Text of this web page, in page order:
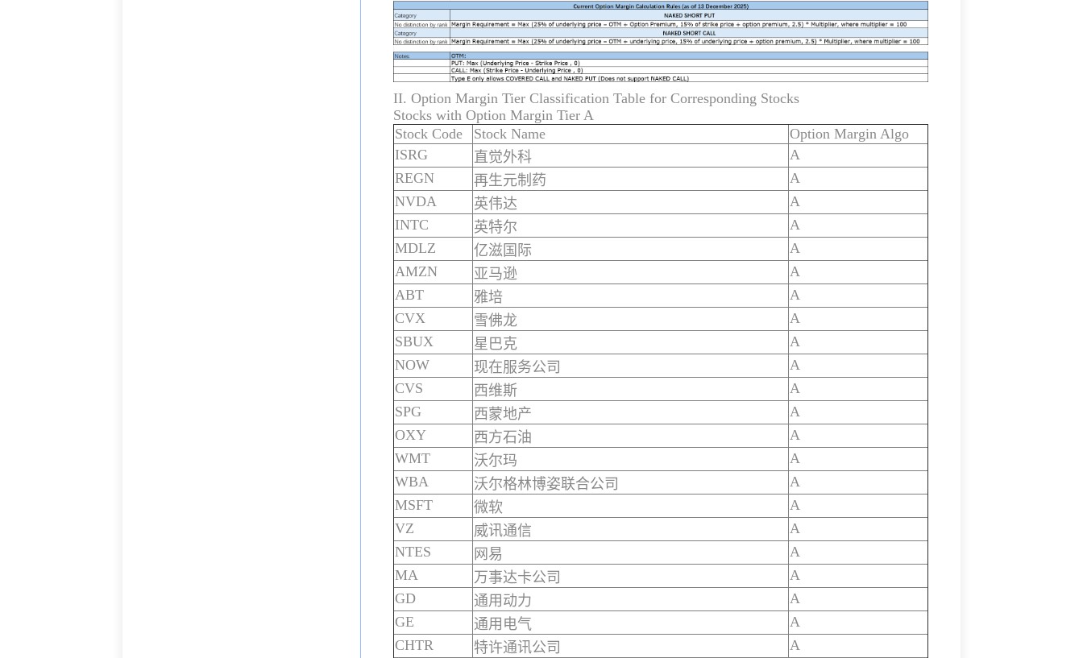
II. Option Margin Tier Classification Table for Corresponding Stocks
Stocks with Option Margin Tier A
Stock Code
Stock Name
Option Margin Algo
ISRG
直觉外科
A
REGN
再生元制药
A
NVDA
英伟达
A
INTC
英特尔
A
MDLZ
亿滋国际
A
AMZN
亚马逊
A
ABT
雅培
A
CVX
雪佛龙
A
SBUX
星巴克
A
NOW
现在服务公司
A
CVS
西维斯
A
SPG
西蒙地产
A
OXY
西方石油
A
WMT
沃尔玛
A
WBA
沃尔格林博姿联合公司
A
MSFT
微软
A
VZ
威讯通信
A
NTES
网易
A
MA
万事达卡公司
A
GD
通用动力
A
GE
通用电气
A
CHTR
特许通讯公司
A